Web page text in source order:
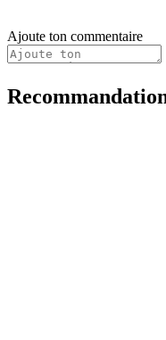
Ajoute ton commentaire